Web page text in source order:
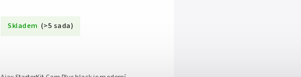
Skladem (>5 sada)